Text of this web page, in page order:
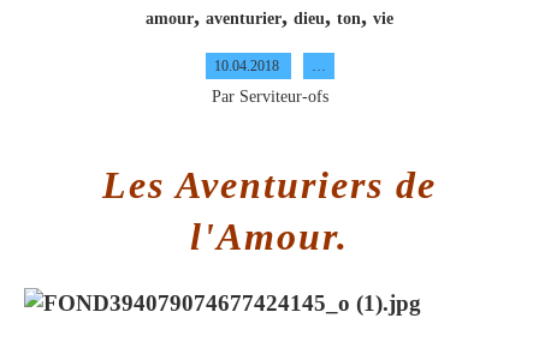
amour, aventurier, dieu, ton, vie
10.04.2018
Par Serviteur-ofs
Les Aventuriers de
l'Amour.